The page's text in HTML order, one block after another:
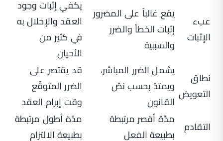
عبء
الإثبات
يقع غالباً على المضرور
إثبات الخطأ والضرر
والسببية
يكفي إثبات وجود
العقد والإخلال به
في كثير من
الأحيان
نطاق
التعويض
يشمل الضرر المباشر،
ويمتدّ بحسب نصّ
القانون
قد يقتصر على
الضرر المتوقّع
وقت إبرام العقد
التقادم
مدّة أقصر مرتبطة
بطبيعة الفعل
مدّة أطول مرتبطة
بطبيعة الالتزام